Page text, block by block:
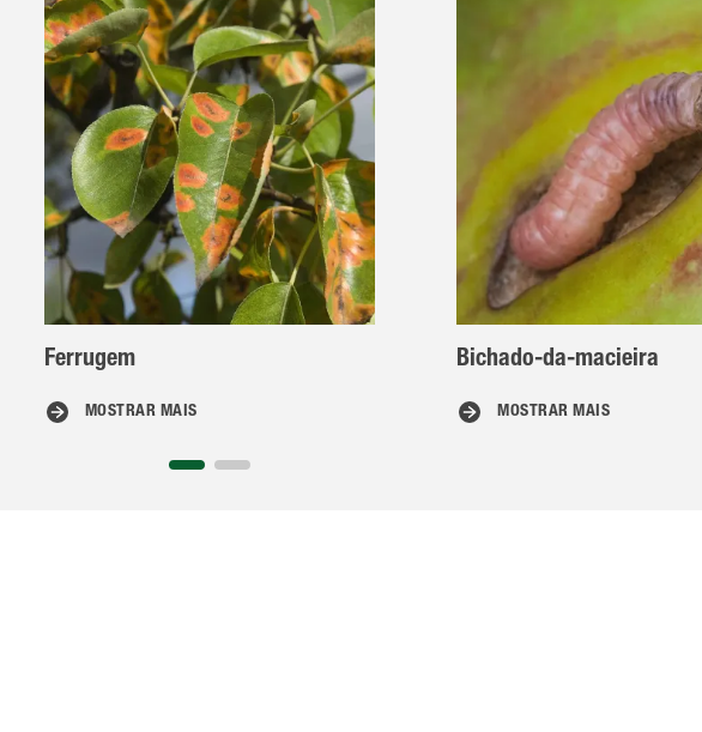
Ferrugem
MOSTRAR MAIS
Bichado-da-macieira
MOSTRAR MAIS